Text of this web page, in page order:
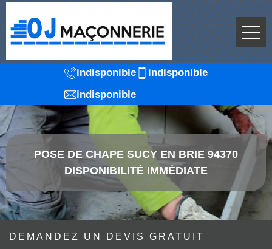
indisponible
indisponible
indisponible
POSE DE CHAPE SUCY EN BRIE 94370
DISPONIBILITÉ IMMÉDIATE
DEMANDEZ UN DEVIS GRATUIT